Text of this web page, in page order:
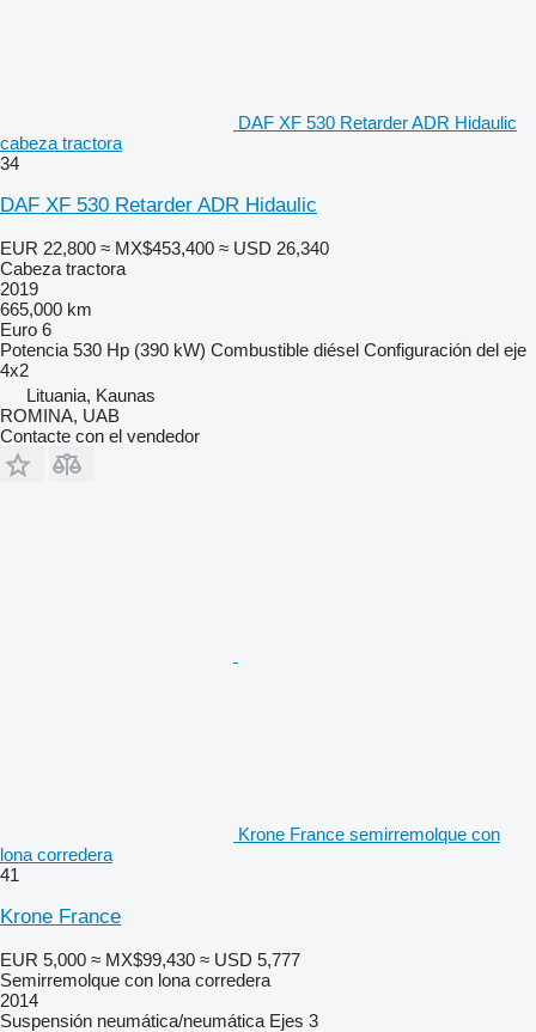
DAF XF 530 Retarder ADR Hidaulic
cabeza tractora
34
DAF XF 530 Retarder ADR Hidaulic
EUR 22,800 ≈ MX$453,400 ≈ USD 26,340
Cabeza tractora
2019
665,000 km
Euro 6
Potencia 530 Hp (390 kW) Combustible diésel Configuración del eje
4x2
Lituania, Kaunas
ROMINA, UAB
Contacte con el vendedor
Krone France semirremolque con
lona corredera
41
Krone France
EUR 5,000 ≈ MX$99,430 ≈ USD 5,777
Semirremolque con lona corredera
2014
Suspensión neumática/neumática Ejes 3